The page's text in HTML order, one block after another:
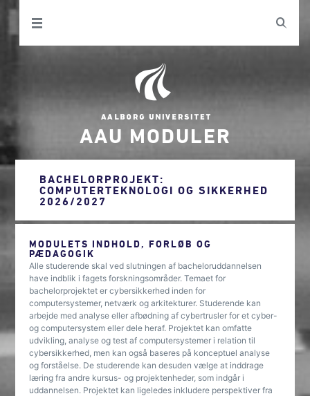
AAU MODULER
BACHELORPROJEKT:
COMPUTERTEKNOLOGI OG SIKKERHED
2026/2027
MODULETS INDHOLD, FORLØB OG
PÆDAGOGIK
Alle studerende skal ved slutningen af bacheloruddannelsen
have indblik i fagets forskningsområder. Temaet for
bachelorprojektet er cybersikkerhed inden for
computersystemer, netværk og arkitekturer. Studerende kan
arbejde med analyse eller afbødning af cybertrusler for et cyber-
og computersystem eller dele heraf. Projektet kan omfatte
udvikling, analyse og test af computersystemer i relation til
cybersikkerhed, men kan også baseres på konceptuel analyse
og forståelse. De studerende kan desuden vælge at inddrage
læring fra andre kursus- og projektenheder, som indgår i
uddannelsen. Projektet kan ligeledes inkludere perspektiver fra